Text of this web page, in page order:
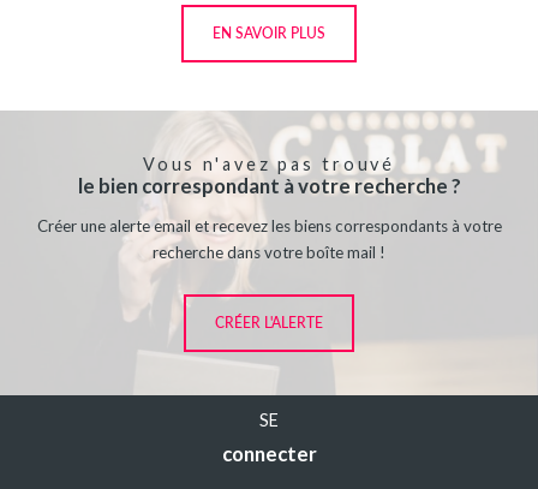
EN SAVOIR PLUS
Vous n'avez pas trouvé
le bien correspondant à votre recherche ?
Créer une alerte email et recevez les biens correspondants à votre
recherche dans votre boîte mail !
CRÉER L'ALERTE
SE
connecter